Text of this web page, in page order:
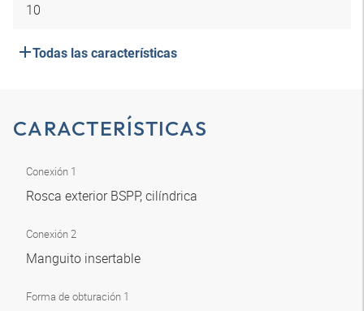
10
Todas las características
CARACTERÍSTICAS
Conexión 1
Rosca exterior BSPP, cilíndrica
Conexión 2
Manguito insertable
Forma de obturación 1